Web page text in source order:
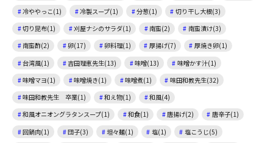
冷ややっこ(1)
冷製スープ(1) 分葱(1)
切り干し大根(3)
切り昆布(1)
刈屋ナシのサラダ(1) 南蛮(2)
南蛮漬け(3)
南蛮酢(2)
卵(17) 卵料理(1) 厚揚げ(7)
厚焼き卵(1)
台湾風(1)
吉田理恵先生(13) 味噌(13)
味噌かす汁(1)
味噌マヨ(1)
味噌焼き(1) 味噌煮(1)
味田和教先生(32)
味田和教先生 卒業(1)
和え物(1)
和風(4)
和風オニオングラタンスープ(1)
和食(1) 唐揚げ(2)
唐辛子(1)
回鍋肉(1)
団子(3) 坦々麺(1) 塩(1)
塩こうじ(5)